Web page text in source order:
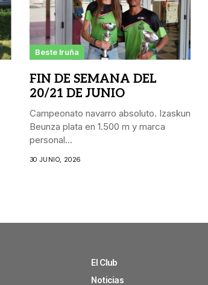
Beste Iruña
FIN DE SEMANA DEL
20/21 DE JUNIO
Campeonato navarro absoluto. Izaskun
Beunza plata en 1.500 m y marca
personal...
30 JUNIO, 2026
El Club
Noticias